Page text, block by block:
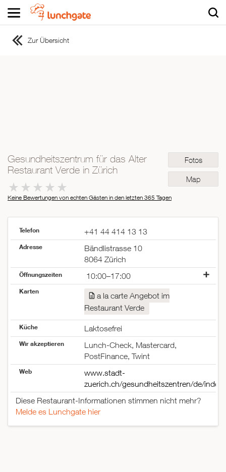
ZUR STARTSEITE
Mexikanisch
Zur Übersicht
Fotos
Map
Gesundheitszentrum für das Alter
Restaurant Verde in Zürich
Keine Bewertungen von echten Gästen in den letzten 365 Tagen
Telefon +41 44 414 13 13
Adresse
Bändlistrasse 10
8064 Zürich
Öffnungszeiten
10:00–17:00
Montag
Donnerstag
Freitag
Samstag
10:00–17:00
10:00–17:00
10:00–17:00
10:00–17:00
10:00–17:00
10:00–17:00
10:00–17:00
Karten
a la carte Angebot im
Restaurant Verde
Küche Laktosefrei
Wir akzeptieren
Lunch-Check, Mastercard,
PostFinance, Twint
Web
www.stadt-
zuerich.ch/gesundheitszentren/de/
Diese Restaurant-Informationen stimmen nicht mehr?
Melde es Lunchgate hier